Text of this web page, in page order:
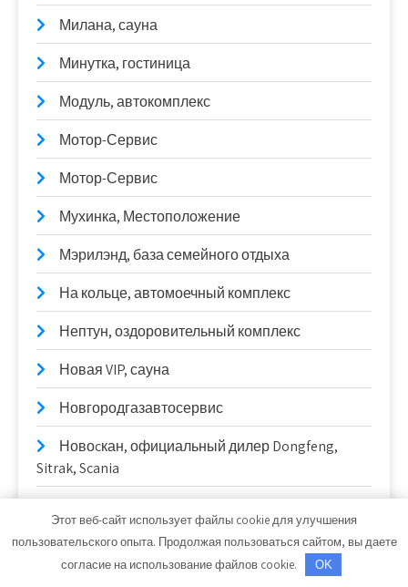
Милана, сауна
Минутка, гостиница
Модуль, автокомплекс
Мотор-Сервис
Мотор-Сервис
Мухинка, Местоположение
Мэрилэнд, база семейного отдыха
На кольце, автомоечный комплекс
Нептун, оздоровительный комплекс
Новая VIP, сауна
Новгородгазавтосервис
Новоcкан, официальный дилер Dongfeng,
Sitrak, Scania
Нэпманские бани, банный комплекс
Этот веб-сайт использует файлы cookie для улучшения
пользовательского опыта. Продолжая пользоваться сайтом, вы даете
согласие на использование файлов cookie.
OK